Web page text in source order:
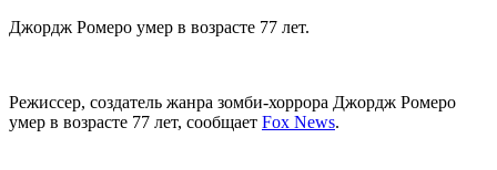
Джордж Ромеро умер в возрасте 77 лет.
Режиссер, создатель жанра зомби-хоррора Джордж Ромеро
умер в возрасте 77 лет, сообщает Fox News.